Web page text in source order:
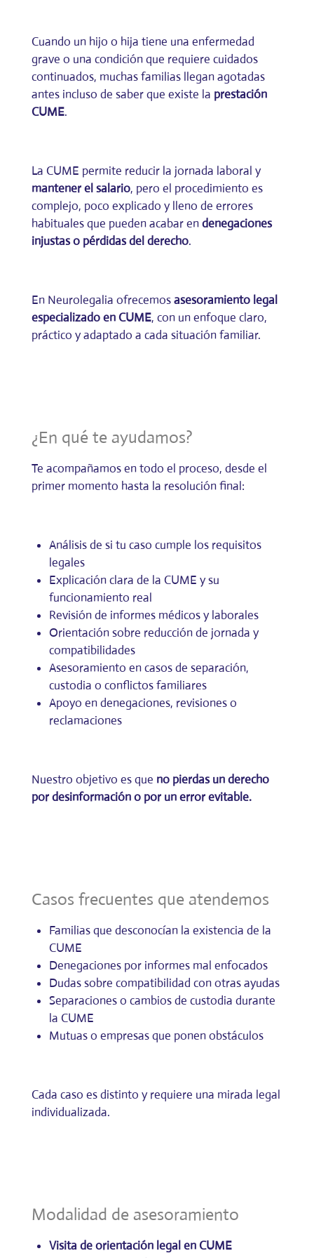
Cuando un hijo o hija tiene una enfermedad
grave o una condición que requiere cuidados
continuados, muchas familias llegan agotadas
antes incluso de saber que existe la prestación
CUME.
La CUME permite reducir la jornada laboral y
mantener el salario, pero el procedimiento es
complejo, poco explicado y lleno de errores
habituales que pueden acabar endenegaciones
injustas o pérdidas del derecho.
En Neurolegalia ofrecemosasesoramiento legal
especializado en CUME, con un enfoque claro,
práctico y adaptado a cada situación familiar.
¿En qué te ayudamos?
Te acompañamos en todo el proceso, desde el
primer momento hasta la resolución final:
Análisis de si tu caso cumple los requisitos
legales
Explicación clara de la CUME y su
funcionamiento real
Revisión de informes médicos y laborales
Orientación sobre reducción de jornada y
compatibilidades
Asesoramiento en casos de separación,
custodia o conflictos familiares
Apoyo en denegaciones, revisiones o
reclamaciones
Nuestro objetivo es que no pierdas un derecho
por desinformación o por un error evitable.
Casos frecuentes que atendemos
Familias que desconocían la existencia de la
CUME
Denegaciones por informes mal enfocados
Dudas sobre compatibilidad con otras ayudas
Separaciones o cambios de custodia durante
la CUME
Mutuas o empresas que ponen obstáculos
Cada caso es distinto y requiere una mirada legal
individualizada.
Modalidad de asesoramiento
Visita de orientación legal en CUME